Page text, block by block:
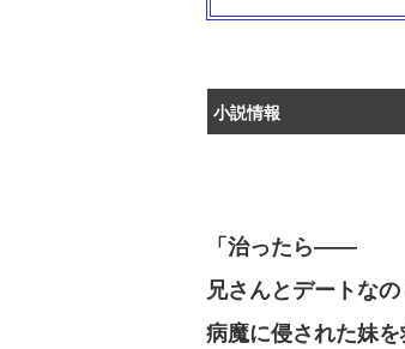
小説情報
「治ったら――
兄さんとデートなの
病魔に侵された妹